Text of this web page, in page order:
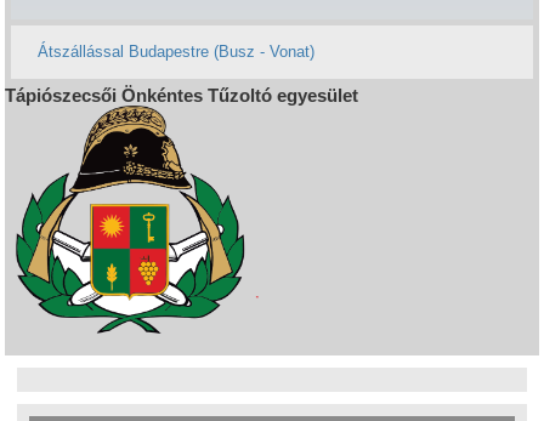
Átszállással Budapestre (Busz - Vonat)
Tápiószecsői Önkéntes Tűzoltó egyesület